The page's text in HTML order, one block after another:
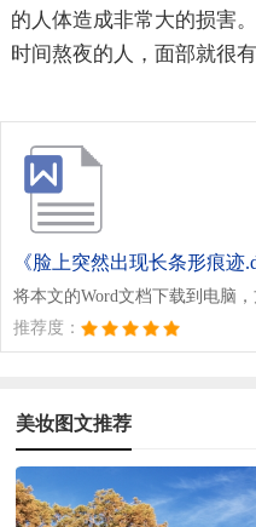
的人体造成非常大的损害
时间熬夜的人，面部就很
《脸上突然出现长条形痕迹
将本文的Word文档下载到电脑
推荐度：
美妆图文推荐